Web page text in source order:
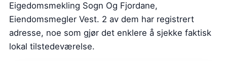
Eigedomsmekling Sogn Og Fjordane,
Eiendomsmegler Vest. 2 av dem har registrert
adresse, noe som gjør det enklere å sjekke faktisk
lokal tilstedeværelse.